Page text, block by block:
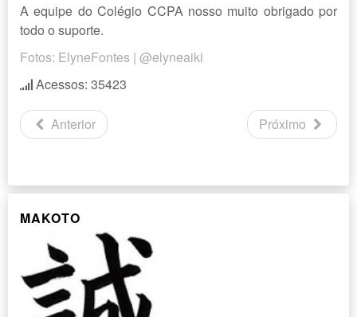
A equipe do Colégio CCPA nosso muito obrigado por
todo o suporte.
Fotos: ElyneFontes | @elyneaiki
Acessos: 35423
Anterior Próximo
MAKOTO